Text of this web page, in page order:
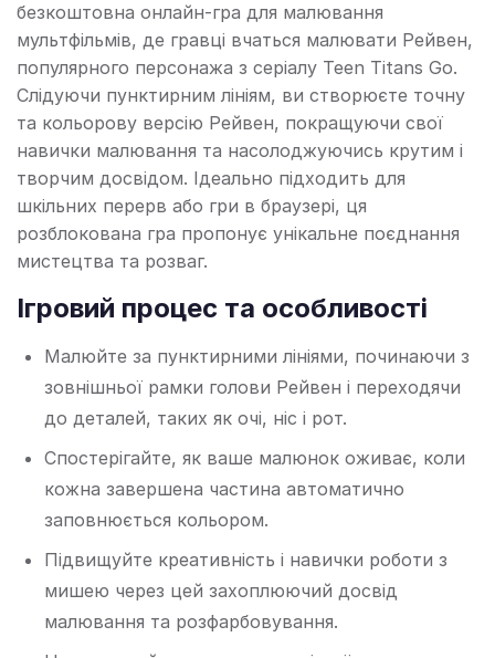
безкоштовна онлайн-гра для малювання
мультфільмів, де гравці вчаться малювати Рейвен,
популярного персонажа з серіалу Teen Titans Go.
Слідуючи пунктирним лініям, ви створюєте точну
та кольорову версію Рейвен, покращуючи свої
навички малювання та насолоджуючись крутим і
творчим досвідом. Ідеально підходить для
шкільних перерв або гри в браузері, ця
розблокована гра пропонує унікальне поєднання
мистецтва та розваг.
Ігровий процес та особливості
Малюйте за пунктирними лініями, починаючи з
зовнішньої рамки голови Рейвен і переходячи
до деталей, таких як очі, ніс і рот.
Спостерігайте, як ваше малюнок оживає, коли
кожна завершена частина автоматично
заповнюється кольором.
Підвищуйте креативність і навички роботи з
мишею через цей захоплюючий досвід
малювання та розфарбовування.